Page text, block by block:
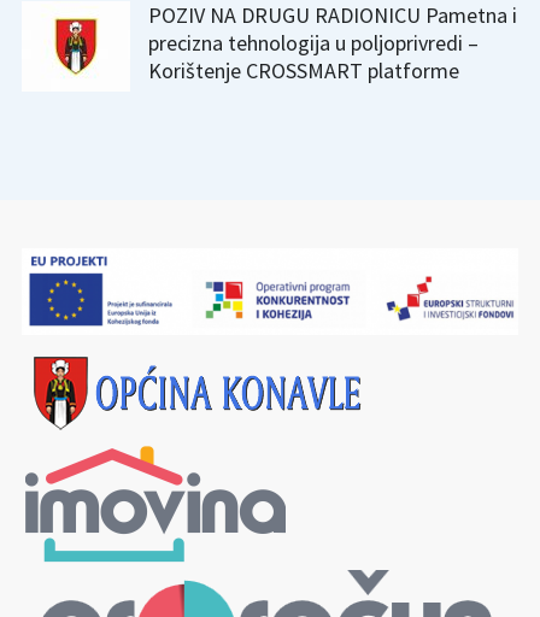
POZIV NA DRUGU RADIONICU Pametna i
precizna tehnologija u poljoprivredi –
Korištenje CROSSMART platforme